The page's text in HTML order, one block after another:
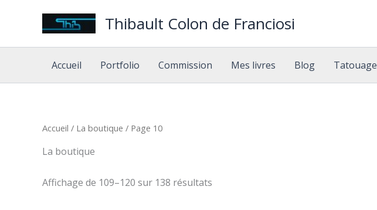
Thibault Colon de Franciosi
Accueil Portfolio Commission Mes livres Blog Tatouage
Accueil / La boutique / Page 10
La boutique
Affichage de 109–120 sur 138 résultats